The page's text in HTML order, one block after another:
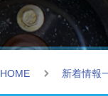
HOME 新着情報